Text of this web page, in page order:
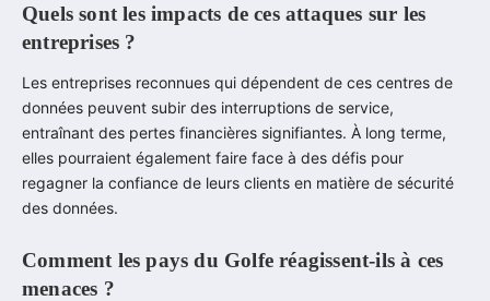
Quels sont les impacts de ces attaques sur les
entreprises ?
Les entreprises reconnues qui dépendent de ces centres de
données peuvent subir des interruptions de service,
entraînant des pertes financières signifiantes. À long terme,
elles pourraient également faire face à des défis pour
regagner la confiance de leurs clients en matière de sécurité
des données.
Comment les pays du Golfe réagissent-ils à ces
menaces ?